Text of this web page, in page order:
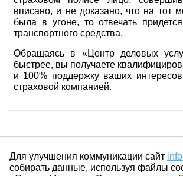
вписано, и не доказано, что на тот
была в угоне, то отвечать
транспортного средства.
Обращаясь в «Центр деловых
быстрее, вы получаете
и 100% поддержку ваших
страховой компанией.
Для улучшения коммуникации сайт
собирать данные, используя файлы